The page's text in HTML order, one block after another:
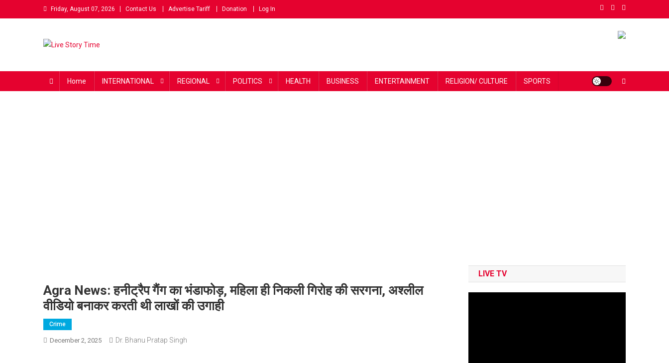
to
Friday, August 07, 2026 Contact Us Advertise Tariff Donation Log In
Home INTERNATIONAL REGIONAL POLITICS HEALTH BUSINESS ENTERTAINMENT RELIGION/ CULTURE SPORTS
Agra News: हनीट्रैप गैंग का भंडाफोड़, महिला ही निकली गिरोह की सरगना, अश्लील
वीडियो बनाकर करती थी लाखों की उगाही
Crime
December 2, 2025 Dr. Bhanu Pratap Singh
LIVE TV